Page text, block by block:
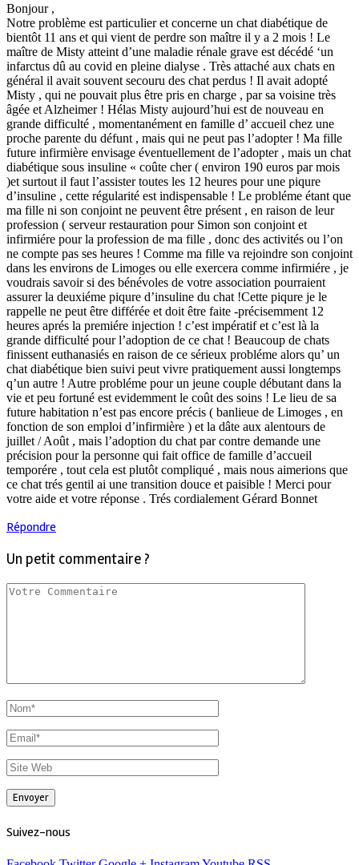
Bonjour ,
Notre problème est particulier et concerne un chat diabétique de
bientôt 11 ans et qui vient de perdre son maître il y a 2 mois ! Le
maître de Misty atteint d’une maladie rénale grave est décédé ‘un
infarctus dû au covid en pleine dialyse . Très attaché aux chats en
général il avait souvent secouru des chat perdus ! Il avait adopté
Misty , qui ne pouvait plus être pris en charge , par sa voisine très
âgée et Alzheimer ! Hélas Misty aujourd’hui est de nouveau en
grande difficulté , momentanément en famille d’ accueil chez une
proche parente du défunt , mais qui ne peut pas l’adopter ! Ma fille
future infirmière envisage éventuellement de l’adopter , mais un chat
diabétique sous insuline « coûte cher ( environ 190 euros par mois
)et surtout il faut l’assister toutes les 12 heures pour une piqure
d’insuline , cette régularité est indispensable ! Le probléme étant que
ma fille ni son conjoint ne peuvent être présent , en raison de leur
profession ( serveur restauration pour Simon son conjoint et
infirmiére pour la profession de ma fille , donc des activités ou l’on
ne compte pas ses heures ! Comme ma fille va rejoindre son conjoint
dans les environs de Limoges ou elle exercera comme infirmiére , je
voudrais savoir si des bénévoles de votre association pourraient
assurer la deuxiéme piqure d’insuline du chat !Cette piqure je le
rappelle ne peut être différée et doit être faite -précisemment 12
heures aprés la premiére injection ! c’est impératif et c’est là la
grande difficulté pour l’adoption de ce chat ! Beaucoup de chats
finissent euthanasiés en raison de ce sérieux probléme alors qu’ un
chat diabétique bien suivi peut vivre pratiquement aussi longtemps
q’un autre ! Autre probléme pour un jeune couple débutant dans la
vie et peu fortuné est evidemment le coût des soins ! Le lieu de sa
future habitation n’est pas encore précis ( banlieue de Limoges , en
fonction de son emploi d’infirmière ) et la dâte aux alentours de
juillet / Août , mais l’adoption du chat par contre demande une
précision pour la personne qui fait office de famille d’accueil
temporére , tout cela est plutôt compliqué , mais nous aimerions que
ce chat trés gentil ai une transition douce et paisible ! Merci pour
votre aide et votre réponse . Trés cordialement Gérard Bonnet
Répondre
Un petit commentaire ?
Suivez-nous